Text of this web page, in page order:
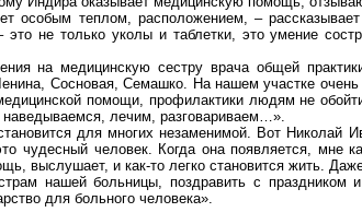
особым теплом, расположением, –
не только уколы и таблетки, это умение
на медицинскую сестру врача общей
Сосновая, Семашко. На нашем участке
помощи, профилактики людям не
лечим, разговариваем…».
для многих незаменимой. Вот Николай
чудесный человек. Когда она появляется, мне
выслушает, и как-то легко становится жить.
нашей больницы, поздравить с праздником
для больного человека».